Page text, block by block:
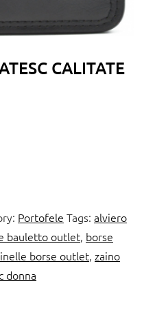
CALITATE
Portofele Tags: alviero
bauletto outlet, borse
borse outlet, zaino
donna